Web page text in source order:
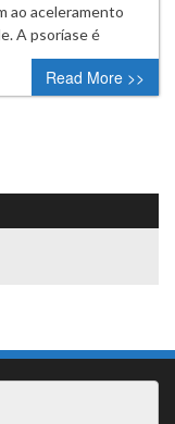
ao aceleramento
A psoríase é
Read More >>